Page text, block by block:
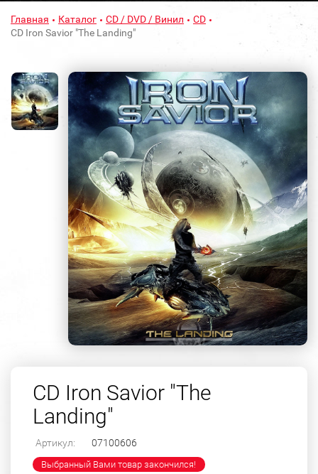
Главная Каталог CD / DVD / Винил
CD
CD Iron Savior "The Landing"
CD Iron Savior "The
Landing"
Артикул: 07100606
Выбранный Вами товар закончился!